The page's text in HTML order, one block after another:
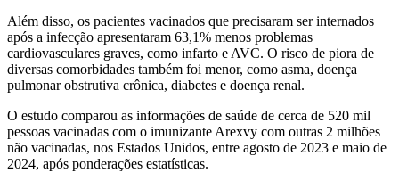
Além disso, os pacientes vacinados que precisaram ser internados
após a infecção apresentaram 63,1% menos problemas
cardiovasculares graves, como infarto e AVC. O risco de piora de
diversas comorbidades também foi menor, como asma, doença
pulmonar obstrutiva crônica, diabetes e doença renal.
O estudo comparou as informações de saúde de cerca de 520 mil
pessoas vacinadas com o imunizante Arexvy com outras 2 milhões
não vacinadas, nos Estados Unidos, entre agosto de 2023 e maio de
2024, após ponderações estatísticas.